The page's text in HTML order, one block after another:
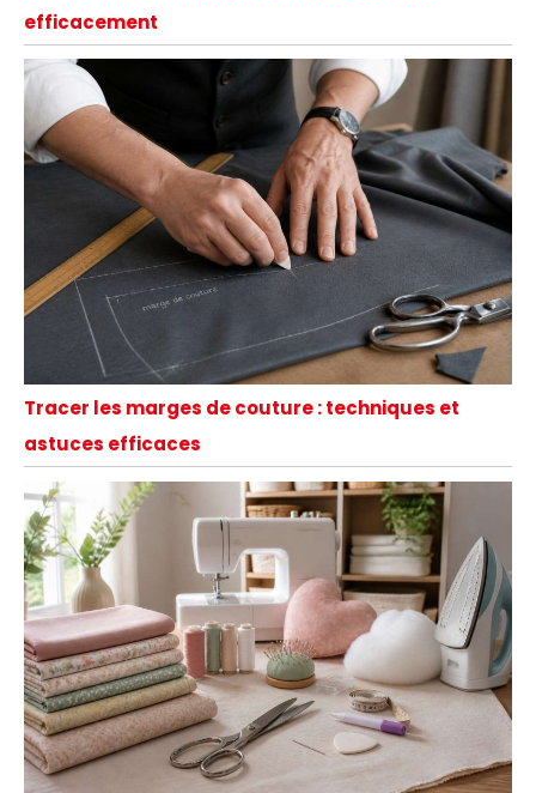
efficacement
Tracer les marges de couture : techniques et
astuces efficaces